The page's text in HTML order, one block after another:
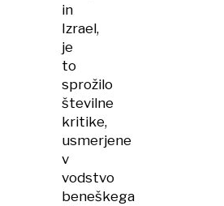
in
Izrael,
je
to
sprožilo
številne
kritike,
usmerjene
v
vodstvo
beneškega